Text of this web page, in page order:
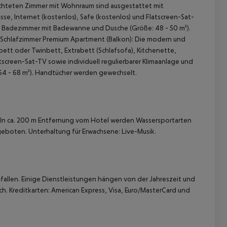
Zimmer mit Wohnraum sind ausgestattet mit
Internet (kostenlos), Safe (kostenlos) und Flatscreen-Sat-
mit Badewanne und Dusche (Größe: 48 - 50 m²).
Premium Apartment (Balkon): Die modern und
oder Twinbett, Extrabett (Schlafsofa), Kitchenette,
Sat-TV sowie individuell regulierbarer Klimaanlage und
- 68 m²). Handtücher werden gewechselt.
ca. 200 m Entfernung vom Hotel werden Wassersportarten
Unterhaltung für Erwachsene: Live-Musik.
Einige Dienstleistungen hängen von der Jahreszeit und
Kreditkarten: American Express, Visa, Euro/MasterCard und